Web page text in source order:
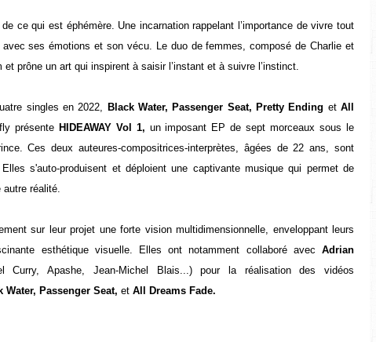
ce qui est éphémère. Une incarnation rappelant l’importance de vivre tout
ses émotions et son vécu. Le duo de femmes, composé de Charlie et
et prône un art qui inspirent à saisir l’instant et à suivre l’instinct.
singles en 2022, Black Water, Passenger Seat, Pretty Ending etAll
présente HIDEAWAY Vol 1, un imposant EP de sept morceaux sous le
Ces deux auteures-compositrices-interprètes, âgées de 22 ans, sont
s'auto-produisent et déploient une captivante musique qui permet de
autre réalité.
sur leur projet une forte vision multidimensionnelle, enveloppant leurs
esthétique visuelle. Elles ont notamment collaboré avec Adrian
Curry, Apashe, Jean-Michel Blais...) pour la réalisation des vidéos
Water, Passenger Seat, et All Dreams Fade.